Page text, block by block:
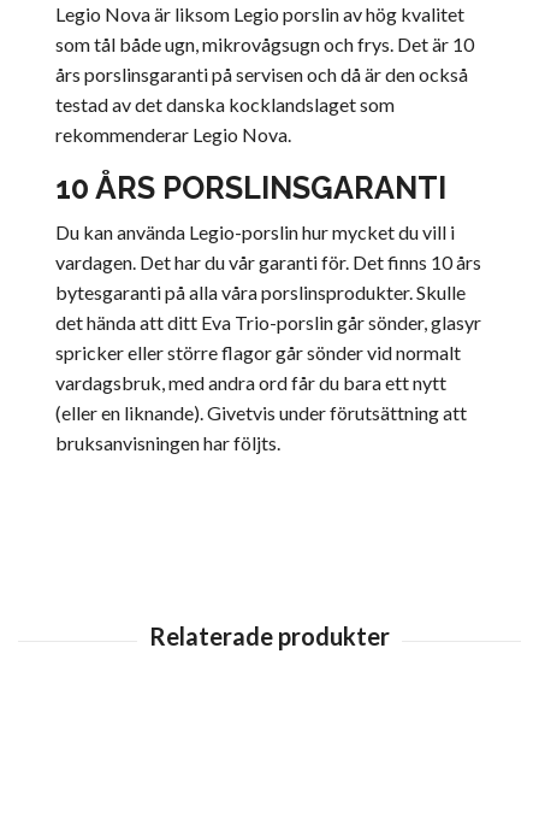
Legio Nova är liksom Legio porslin av hög kvalitet
som tål både ugn, mikrovågsugn och frys. Det är 10
års porslinsgaranti på servisen och då är den också
testad av det danska kocklandslaget som
rekommenderar Legio Nova.
10 ÅRS PORSLINSGARANTI
Du kan använda Legio-porslin hur mycket du vill i
vardagen. Det har du vår garanti för. Det finns 10 års
bytesgaranti på alla våra porslinsprodukter. Skulle
det hända att ditt Eva Trio-porslin går sönder, glasyr
spricker eller större flagor går sönder vid normalt
vardagsbruk, med andra ord får du bara ett nytt
(eller en liknande). Givetvis under förutsättning att
bruksanvisningen har följts.